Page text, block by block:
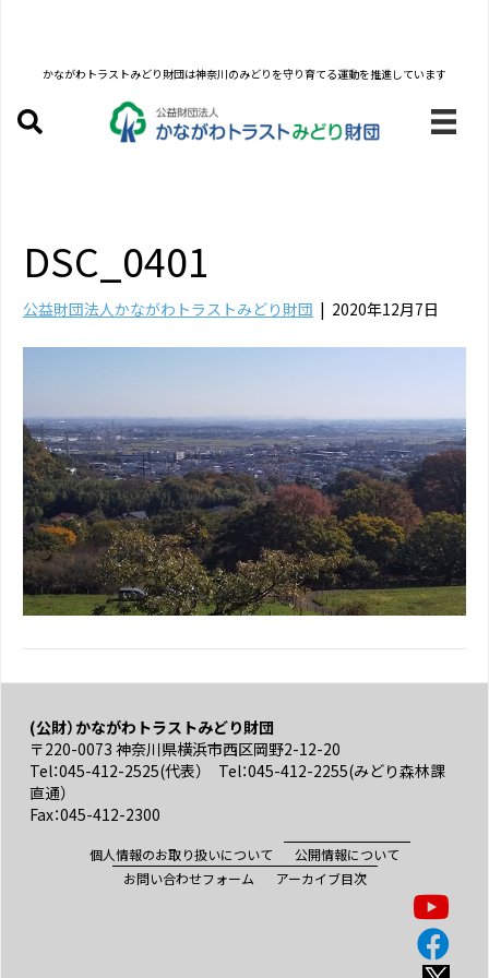
かながわトラストみどり財団は神奈川のみどりを守り育てる運動を推進しています
DSC_0401
公益財団法人かながわトラストみどり財団 | 2020年12月7日
(公財）かながわトラストみどり財団
〒220-0073 神奈川県横浜市西区岡野2-12-20
Tel：045-412-2525(代表） Tel：045-412-2255(みどり森林課
直通）
Fax：045-412-2300
個人情報のお取り扱いについて
公開情報について
お問い合わせフォーム
アーカイブ目次